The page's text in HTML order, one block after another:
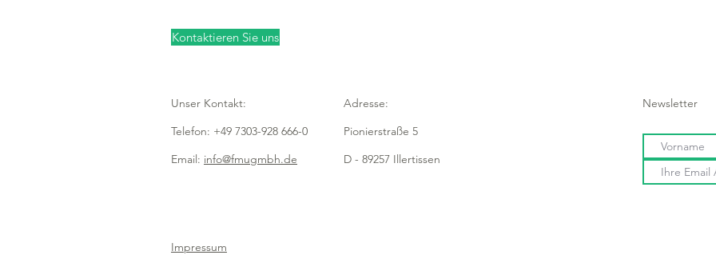
Kontaktieren Sie uns
Unser Kontakt:
Telefon: +49 7303-928 666-0
Email: info@fmugmbh.de
Adresse:
Pionierstraße 5
D - 89257 Illertissen
Impressum
Newsletter